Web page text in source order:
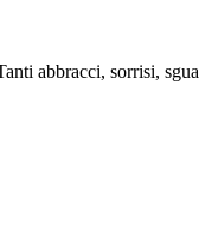
abbracci, sorrisi,